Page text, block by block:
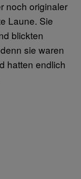
noch originaler
Laune. Sie
blickten
sie waren
hatten endlich